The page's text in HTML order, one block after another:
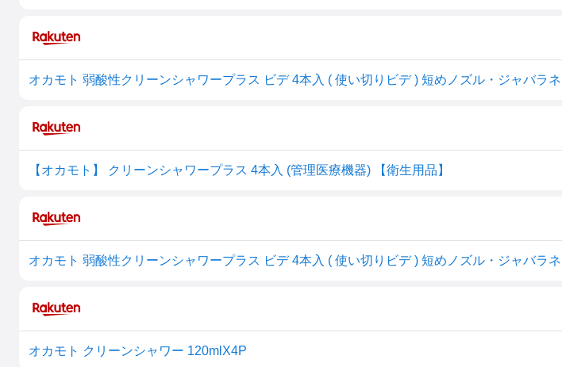
【オカモト】 クリーンシャワープラス 4本入 (管理医療機器) 【衛生用品】
オカモト クリーンシャワー 120mlX4P